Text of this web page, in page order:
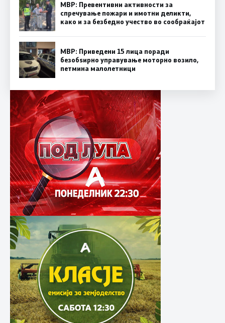
МВР: Превентивни активности за
спречување пожари и имотни деликти,
како и за безбедно учество во сообраќајот
МВР: Приведени 15 лица поради
безобѕирно управување моторно возило,
петмина малолетници